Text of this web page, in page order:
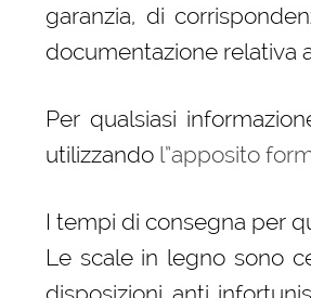
garanzia, di
documentazione relativa
Per qualsiasi
utilizzando l”apposito
I tempi di consegna per
Le scale in legno sono